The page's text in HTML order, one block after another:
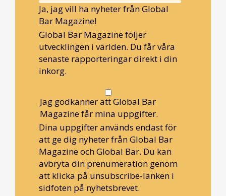
Ja, jag vill ha nyheter från Global
Bar Magazine!
Global Bar Magazine följer
utvecklingen i världen. Du får våra
senaste rapporteringar direkt i din
inkorg.
Jag godkänner att Global Bar
Magazine får mina uppgifter.
Dina uppgifter används endast för
att ge dig nyheter från Global Bar
Magazine och Global Bar. Du kan
avbryta din prenumeration genom
att klicka på unsubscribe-länken i
sidfoten på nyhetsbrevet.